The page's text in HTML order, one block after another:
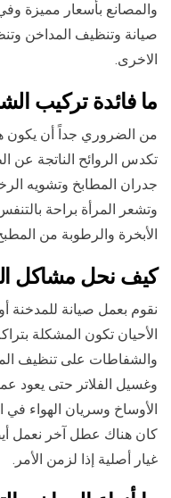
والمصانع بأسعار مميزة
صيانة وتنظيف المداخن
الاخرى.
ما فائدة تركيب
من الضروري جداً أن يكون
تكدس الروائح الناتجة عن
جدران المطابخ وتشويه
وتشعر المرأة براحة
الأبخرة والرطوبة من
كيف نحل مشاكل
نقوم بعمل صيانة
الأحيان تكون المشكلة
والشفاطات على تنظيف
وغسيل الفلاتر حتى يعود
الأوساخ وسريان الهواء
كان هناك عطل آخر نعمل
غيار أصلية إذا لزمن الأمر.